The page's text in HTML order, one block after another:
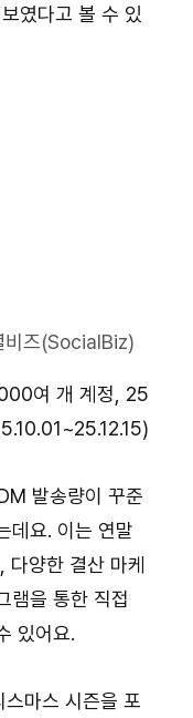
였다고 볼 수 있
비즈(SocialBiz)
여 개 계정, 25
발송량이 꾸준
데요. 이는 연말
다양한 결산 마케
램을 통한 직접
있어요.
마스 시즌을 포